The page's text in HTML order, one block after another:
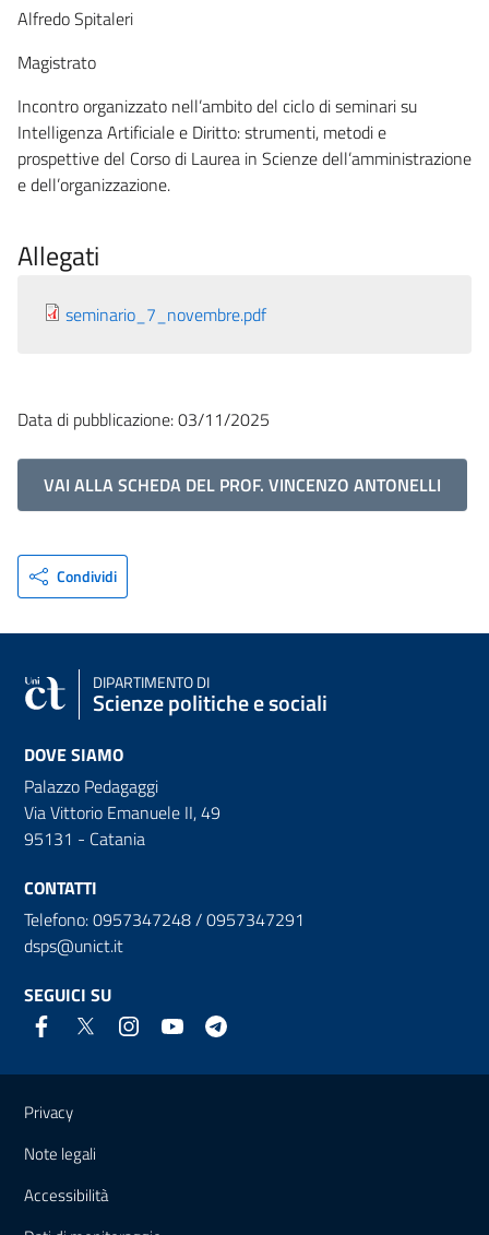
Alfredo Spitaleri
Magistrato
Incontro organizzato nell’ambito del ciclo di seminari su
Intelligenza Artificiale e Diritto: strumenti, metodi e
prospettive del Corso di Laurea in Scienze dell’amministrazione
e dell’organizzazione.
Allegati
seminario_7_novembre.pdf
Data di pubblicazione: 03/11/2025
VAI ALLA SCHEDA DEL PROF. VINCENZO ANTONELLI
Condividi
DIPARTIMENTO DI
Scienze politiche e sociali
DOVE SIAMO
Palazzo Pedagaggi
Via Vittorio Emanuele II, 49
95131 - Catania
CONTATTI
Telefono: 0957347248 / 0957347291
dsps@unict.it
SEGUICI SU
Link e informazioni utili
Privacy
Note legali
Accessibilità